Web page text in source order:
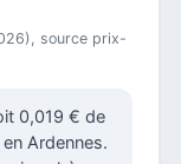
source prix-
0,019 € de
Ardennes.